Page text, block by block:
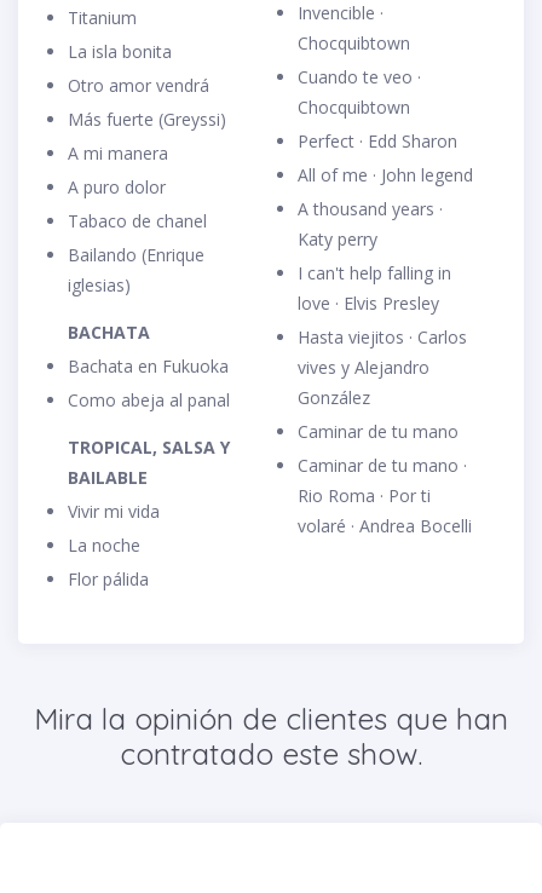
Titanium
La isla bonita
Otro amor vendrá
Más fuerte (Greyssi)
A mi manera
A puro dolor
Tabaco de chanel
Bailando (Enrique
iglesias)
BACHATA
Bachata en Fukuoka
Como abeja al panal
TROPICAL, SALSA Y
BAILABLE
Vivir mi vida
La noche
Flor pálida
Invencible ·
Chocquibtown
Cuando te veo ·
Chocquibtown
Perfect · Edd Sharon
All of me · John legend
A thousand years ·
Katy perry
I can't help falling in
love · Elvis Presley
Hasta viejitos · Carlos
vives y Alejandro
González
Caminar de tu mano
Caminar de tu mano ·
Rio Roma · Por ti
volaré · Andrea Bocelli
Mira la opinión de clientes que han
contratado este show.